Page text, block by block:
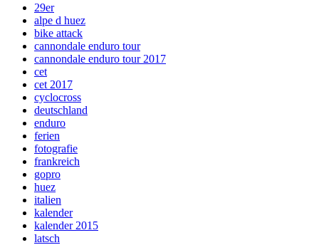
29er
alpe d huez
bike attack
cannondale enduro tour
cannondale enduro tour 2017
cet
cet 2017
cyclocross
deutschland
enduro
ferien
fotografie
frankreich
gopro
huez
italien
kalender
kalender 2015
latsch